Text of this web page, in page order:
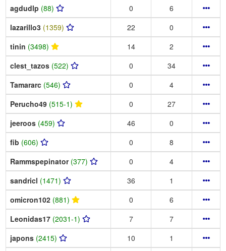
agdudlp (88) 0
6
lazarillo3 (1359) 22
0
tinin (3498) 14
2
clest_tazos (522) 0
34
Tamararc (546) 0
4
Perucho49 (515-1) 0
27
jeeroos (459) 46
0
fib (606) 0
8
Rammspepinator (377) 0
4
sandricl (1471) 36
1
omicron102 (881) 0
6
Leonidas17 (2031-1) 7
7
japons (2415) 10
1